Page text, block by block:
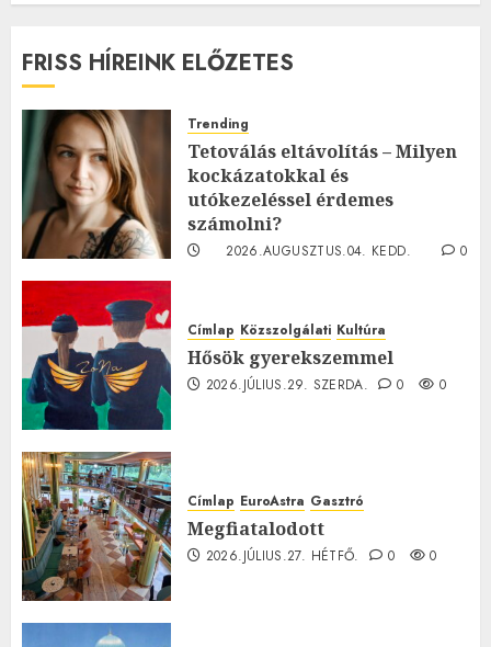
FRISS HÍREINK ELŐZETES
Trending
Tetoválás eltávolítás – Milyen
kockázatokkal és
utókezeléssel érdemes
számolni?
2026.AUGUSZTUS.04. KEDD.
0
Címlap Közszolgálati Kultúra
Hősök gyerekszemmel
2026.JÚLIUS.29. SZERDA. 0 0
Címlap EuroAstra Gasztró
Megfiatalodott
2026.JÚLIUS.27. HÉTFŐ. 0 0